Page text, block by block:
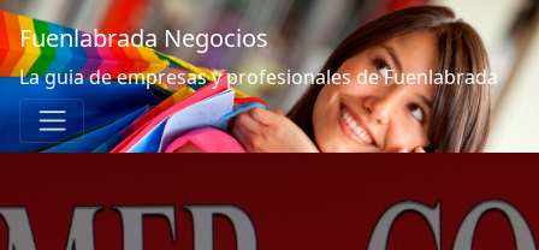
Fuenlabrada Negocios
La guia de empresas y profesionales de Fuenlabrada